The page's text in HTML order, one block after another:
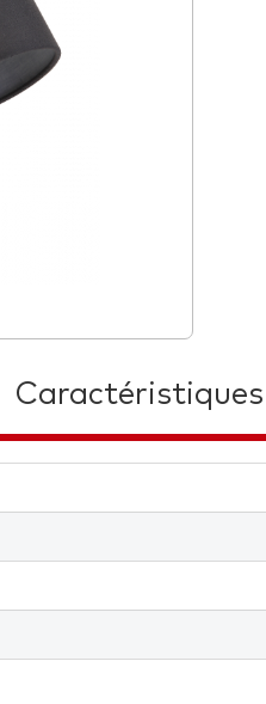
Caractéristiques